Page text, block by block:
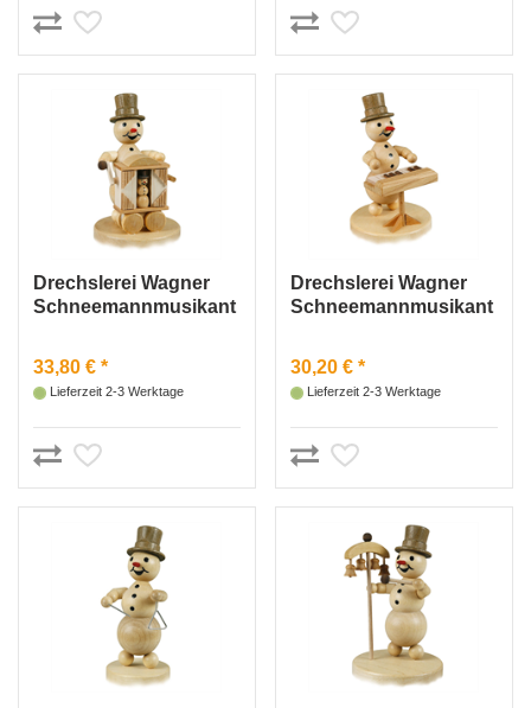
Drechslerei Wagner
Schneemannmusikant
33,80 € *
Lieferzeit 2-3 Werktage
Drechslerei Wagner
Schneemannmusikant
30,20 € *
Lieferzeit 2-3 Werktage